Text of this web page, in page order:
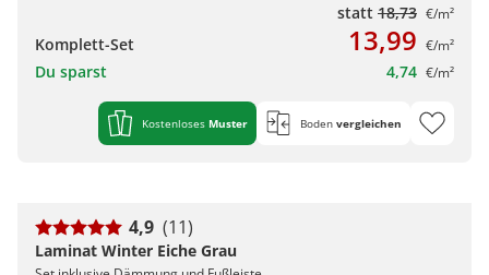
statt 18,73 €/m²
Komplett-Set 13,99 €/m²
Du sparst 4,74 €/m²
Kostenloses Muster Boden vergleichen
4,9 (11)
Laminat Winter Eiche Grau